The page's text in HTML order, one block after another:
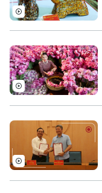
Điện ảnh
Âm nhạc